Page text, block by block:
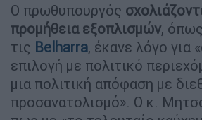
Ο πρωθυπουργός
προμήθεια εξοπλισμών,
τις Belharra, έκανε λόγο για
επιλογή με πολιτικό
μια πολιτική απόφαση με
προσανατολισμό». Ο κ.